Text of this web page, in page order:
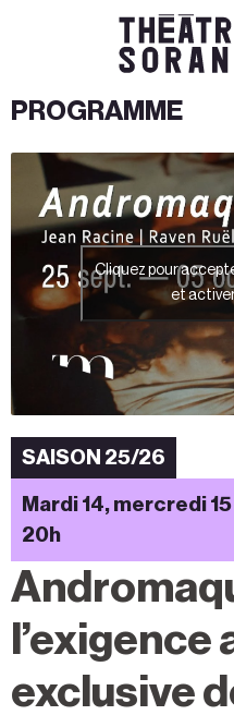
Aller
contenu
PROGRAMME
Cliquez pour
et
SAISON 25/26
Mardi 14, mercredi
20h
l’exigence
exclusive